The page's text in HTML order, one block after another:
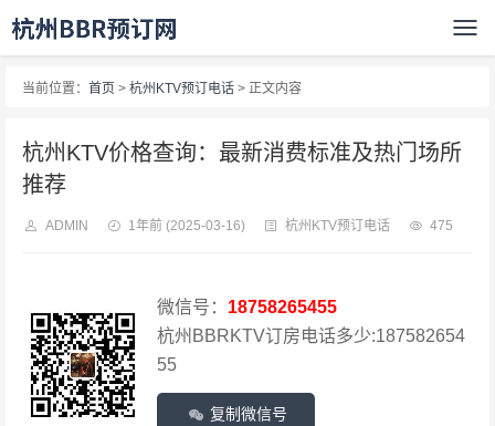
当前位置： 首页 > 杭州KTV预订电话 > 正文内容
杭州KTV价格查询：最新消费标准及热门场所
推荐
ADMIN 1年前 (2025-03-16) 杭州KTV预订电话 475
微信号： 18758265455
杭州BBRKTV订房电话多少:187582654
55
复制微信号